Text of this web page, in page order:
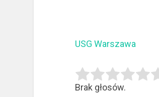
USG Warszawa
Brak głosów.